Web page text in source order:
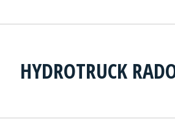
HYDROTRUCK